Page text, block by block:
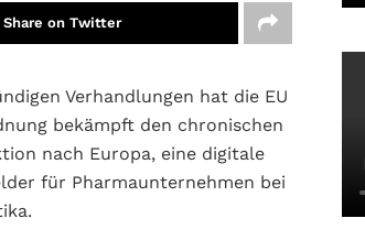
Share on Twitter
Verhandlungen hat die EU
bekämpft den chronischen
nach Europa, eine digitale
für Pharmaunternehmen bei